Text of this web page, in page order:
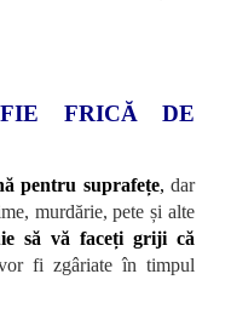
FRICĂ DE
pentru suprafețe, dar
murdărie, pete și alte
să vă faceți griji că
fi zgâriate în timpul